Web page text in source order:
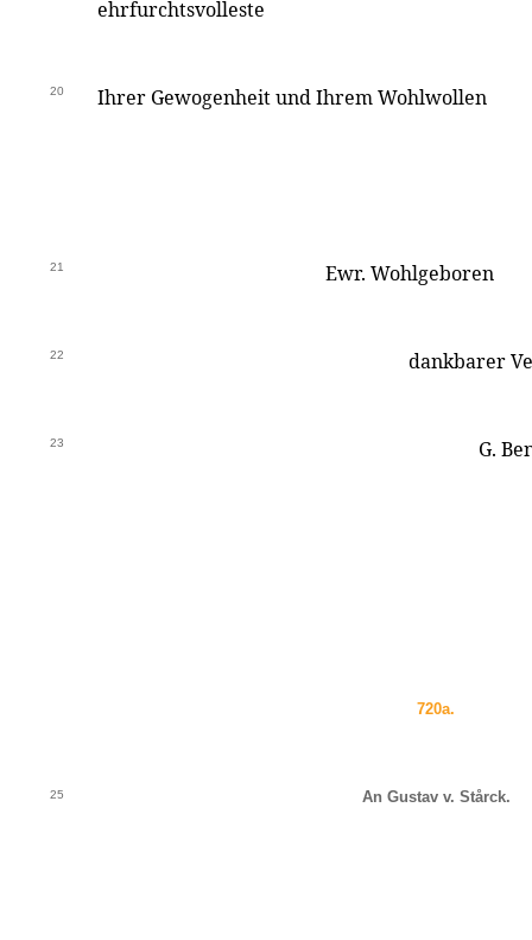
ehrfurchtsvolleste
20 Ihrer Gewogenheit und Ihrem Wohlwollen
21 Ewr. Wohlgeboren
22 dankbarer
23 G.
720a.
25 An Gustav v. Stårck.